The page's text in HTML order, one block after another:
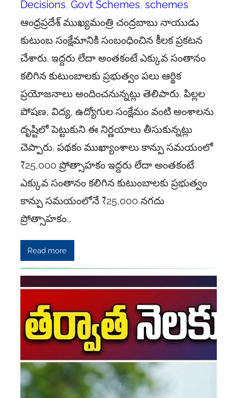
Decisions, Govt Schemes, schemes
ఆంధ్రప్రదేశ్ ముఖ్యమంత్రి చంద్రబాబు నాయుడు
కుటుంబ సంక్షేమానికి సంబంధించిన కీలక ప్రకటన
చేశారు. ఇద్దరు లేదా అంతకంటే ఎక్కువ సంతానం
కలిగిన కుటుంబాలకు ప్రభుత్వం పలు ఆర్థిక
ప్రయోజనాలు అందించనున్నట్లు తెలిపారు. పిల్లల
పోషణ, విద్య, ఉద్యోగుల సంక్షేమం వంటి అంశాలను
దృష్టిలో పెట్టుకుని ఈ నిర్ణయాలు తీసుకున్నట్లు
చెప్పారు. పథకం ముఖ్యాంశాలు కాన్పు సమయంలో
₹25,000 ప్రోత్సాహకం ఇద్దరు లేదా అంతకంటే
ఎక్కువ సంతానం కలిగిన కుటుంబాలకు ప్రభుత్వం
కాన్పు సమయంలోనే ₹25,000 నగదు
ప్రోత్సాహకం…
Read more